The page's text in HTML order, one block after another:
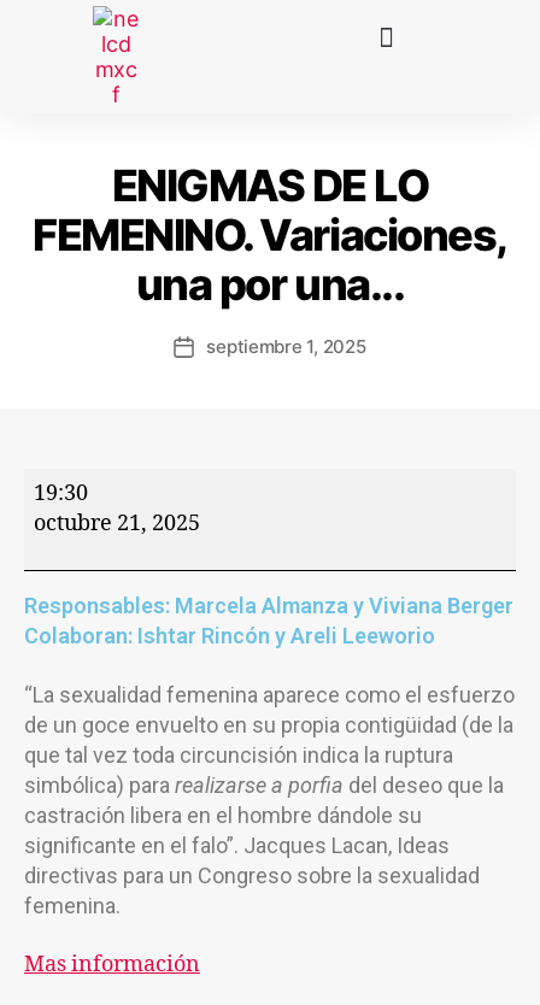
ENIGMAS DE LO
FEMENINO. Variaciones,
una por una...
septiembre 1, 2025
19:30
octubre 21, 2025
Responsables: Marcela Almanza y Viviana Berger
Colaboran: Ishtar Rincón y Areli Leeworio
“La sexualidad femenina aparece como el esfuerzo
de un goce envuelto en su propia contigüidad (de la
que tal vez toda circuncisión indica la ruptura
simbólica) para realizarse a porfia del deseo que la
castración libera en el hombre dándole su
significante en el falo”. Jacques Lacan, Ideas
directivas para un Congreso sobre la sexualidad
femenina.
Mas información